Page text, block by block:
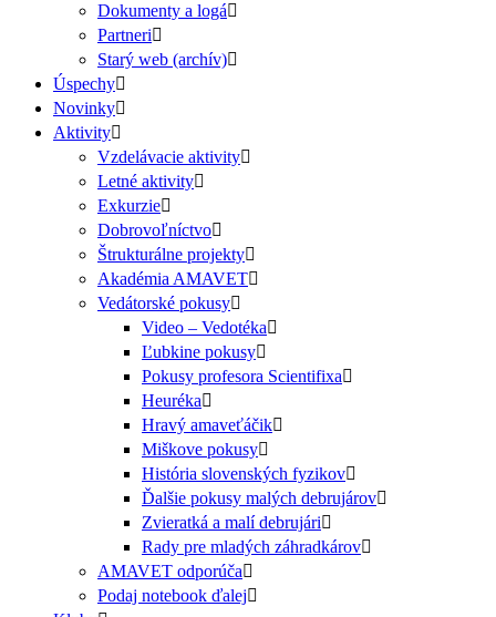
Dokumenty a logá
Partneri
Starý web (archív)
Úspechy
Novinky
Aktivity
Vzdelávacie aktivity
Letné aktivity
Exkurzie
Dobrovoľníctvo
Štrukturálne projekty
Akadémia AMAVET
Vedátorské pokusy
Video – Vedotéka
Ľubkine pokusy
Pokusy profesora Scientifixa
Heuréka
Hravý amaveťáčik
Miškove pokusy
História slovenských fyzikov
Ďalšie pokusy malých debrujárov
Zvieratká a malí debrujári
Rady pre mladých záhradkárov
AMAVET odporúča
Podaj notebook ďalej